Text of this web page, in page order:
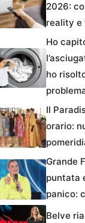
2026:
reality e
Ho
ho
Il
orario:
Grande
puntata
panico:
Belve